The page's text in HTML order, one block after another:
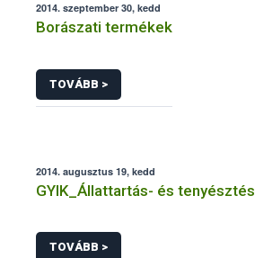
2014. szeptember 30, kedd
Borászati termékek
TOVÁBB >
2014. augusztus 19, kedd
GYIK_Állattartás- és tenyésztés
TOVÁBB >